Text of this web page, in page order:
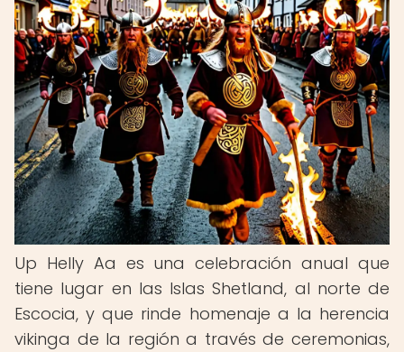
Up Helly Aa es una celebración anual que
tiene lugar en las Islas Shetland, al norte de
Escocia, y que rinde homenaje a la herencia
vikinga de la región a través de ceremonias,